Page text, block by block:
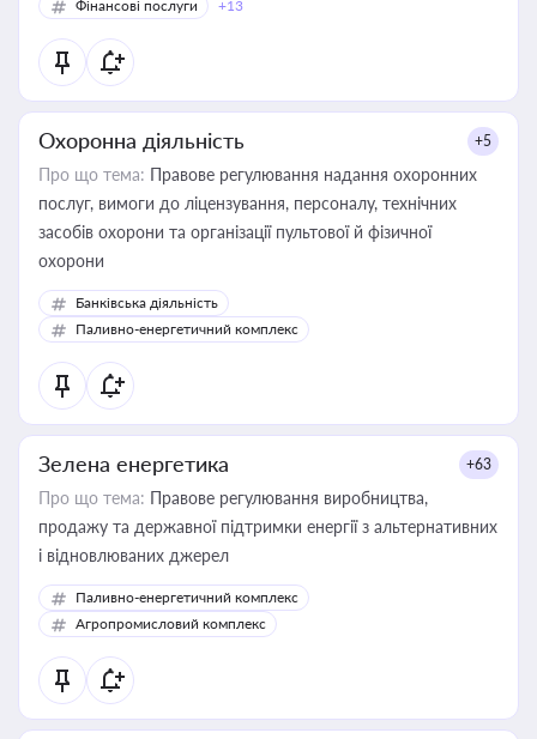
Фінансові послуги +13
Охоронна діяльність +5
Про що тема: Правове регулювання надання охоронних
послуг, вимоги до ліцензування, персоналу, технічних
засобів охорони та організації пультової й фізичної
охорони
Банківська діяльність
Паливно-енергетичний комплекс
Зелена енергетика +63
Про що тема: Правове регулювання виробництва,
продажу та державної підтримки енергії з альтернативних
і відновлюваних джерел
Паливно-енергетичний комплекс
Агропромисловий комплекс